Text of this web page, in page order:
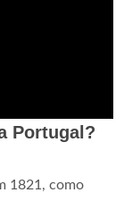
Portugal?
1821, como